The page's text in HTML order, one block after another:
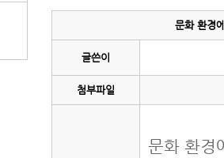
문화 환경
글쓴이
첨부파일
문화 환경